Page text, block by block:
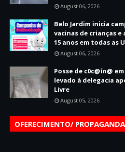
August 06, 2026
Belo Jardim inicia
vacinas de crianças
15 anos em todas as
August 06, 2026
Posse de c0c@ín@
levado à delegacia
Livre
August 05, 2026
OFERECIMENTO/ PROPAGANDA